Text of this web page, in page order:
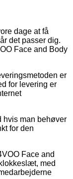
dage at få
det passer dig.
Face and Body
er
for levering er
hvis man behøver
for den
Face and
med